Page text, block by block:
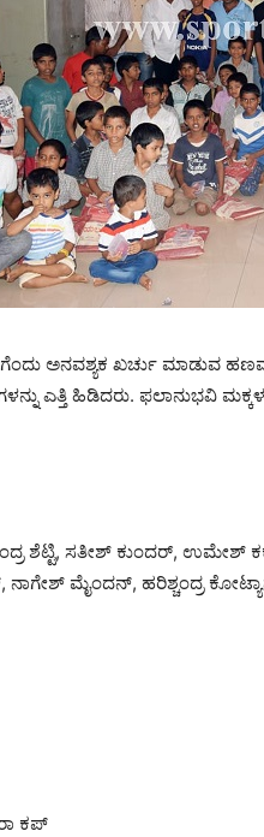
ಅನವಶ್ಯಕ ಖರ್ಚು ಮಾಡುವ
ಎತ್ತಿ ಹಿಡಿದರು. ಫಲಾನುಭವಿ
ಶೆಟ್ಟಿ, ಸತೀಶ್ ಕುಂದರ್,
ಮೈಂದನ್, ಹರಿಶ್ಚಂದ್ರ
ಕಪ್